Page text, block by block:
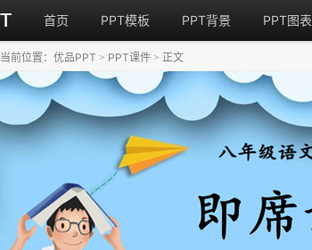
首页 PPT模板 PPT背景 PPT图表
当前位置： 优品PPT > PPT课件 > 正文